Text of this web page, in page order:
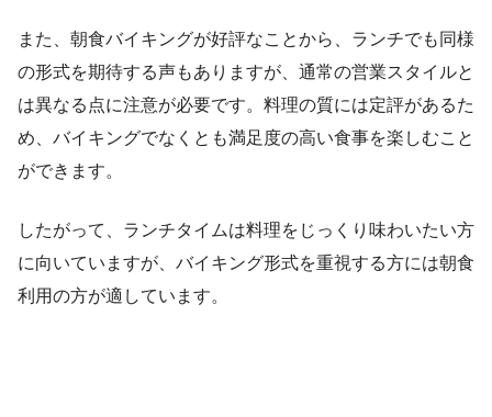
また、朝食バイキングが好評なことから、ランチでも同様
の形式を期待する声もありますが、通常の営業スタイルと
は異なる点に注意が必要です。料理の質には定評があるた
め、バイキングでなくとも満足度の高い食事を楽しむこと
ができます。
したがって、ランチタイムは料理をじっくり味わいたい方
に向いていますが、バイキング形式を重視する方には朝食
利用の方が適しています。